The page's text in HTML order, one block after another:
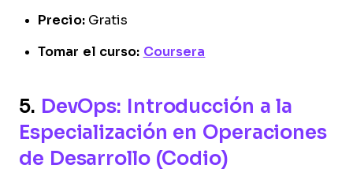
Precio:Gratis
Tomar el curso: Coursera
5. DevOps: Introducción a la
Especialización en Operaciones
de Desarrollo (Codio)